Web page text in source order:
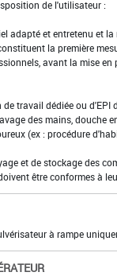
de l'utilisateur :
adapté et entretenu et
la première
avant la mise en
travail dédiée ou d'EPI
des mains, douche
(ex : procédure
et de stockage des
être conformes à
à rampe